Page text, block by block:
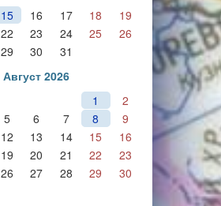
15 16 17 18
19
22 23 24 25
26
29 30
31
Август 2026
1
2
5 6 7 8
9
12 13 14 15
16
19 20 21 22
23
26 27 28 29
30